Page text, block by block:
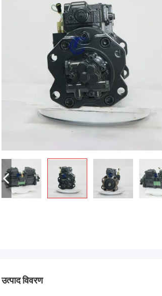
उत्पाद विवरण